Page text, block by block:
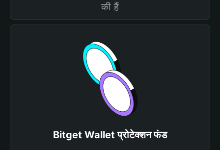
की हैं
Bitget Wallet प्रोटेक्शन फंड